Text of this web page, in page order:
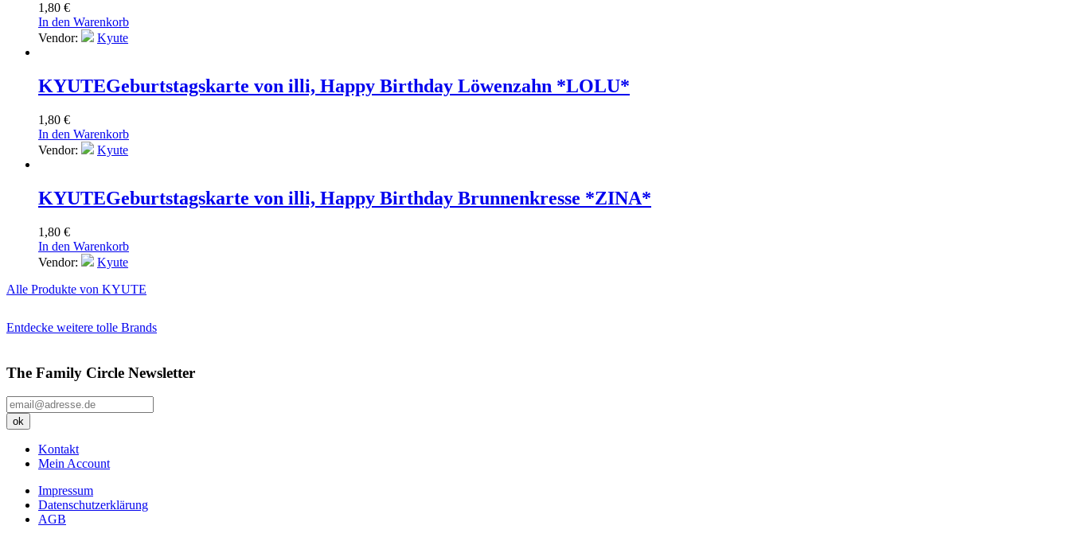
1,80 €
In den Warenkorb
Vendor:
Kyute
KYUTEGeburtstagskarte von illi, Happy Birthday Löwenzahn *LOLU*
1,80 €
In den Warenkorb
Vendor:
Kyute
KYUTEGeburtstagskarte von illi, Happy Birthday Brunnenkresse *ZINA*
1,80 €
In den Warenkorb
Vendor:
Kyute
Alle Produkte von KYUTE
Entdecke weitere tolle Brands
The Family Circle Newsletter
Kontakt
Mein Account
Impressum
Datenschutzerklärung
AGB